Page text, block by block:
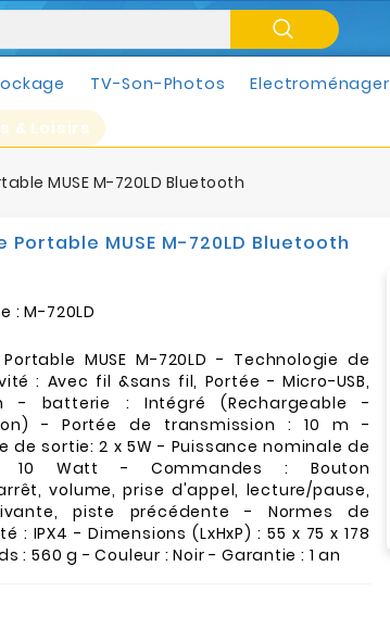
TV-Son-Photos Electroménager
& Loisirs
MUSE M-720LD Bluetooth
Portable MUSE M-720LD Bluetooth
: M-720LD
MUSE M-720LD - Technologie de
: Avec fil &sans fil, Portée - Micro-USB,
- batterie : Intégré (Rechargeable -
- Portée de transmission : 10 m -
de sortie: 2 x 5W - Puissance nominale de
10 Watt - Commandes : Bouton
volume, prise d'appel, lecture/pause,
piste précédente - Normes de
: IPX4 - Dimensions (LxHxP) : 55 x 75 x 178
: 560 g - Couleur : Noir - Garantie : 1 an